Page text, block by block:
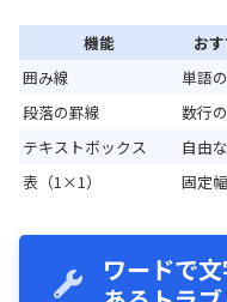
機能 お
囲み線
単語
段落の罫線
数行
テキストボックス
自由
表（1×1）
固定
ワードで